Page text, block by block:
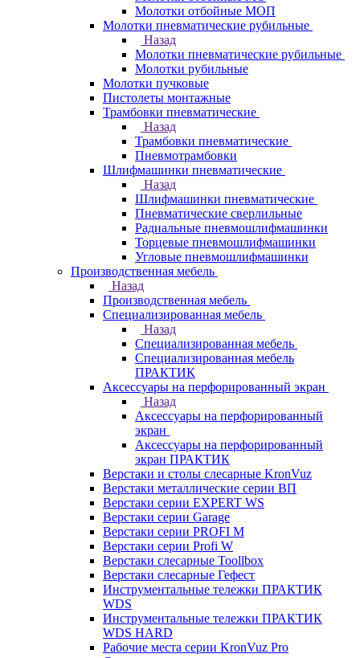
Молотки отбойные МОП
Молотки пневматические рубильные
Назад
Молотки пневматические рубильные
Молотки рубильные
Молотки пучковые
Пистолеты монтажные
Трамбовки пневматические
Назад
Трамбовки пневматические
Пневмотрамбовки
Шлифмашинки пневматические
Назад
Шлифмашинки пневматические
Пневматические сверлильные
Радиальные пневмошлифмашинки
Торцевые пневмошлифмашинки
Угловые пневмошлифмашинки
Производственная мебель
Назад
Производственная мебель
Cпециализированная мебель
Назад
Cпециализированная мебель
Специализированная мебель
ПРАКТИК
Аксессуары на перфорированный экран
Назад
Аксессуары на перфорированный
экран
Аксессуары на перфорированный
экран ПРАКТИК
Верстаки и столы слесарные KronVuz
Верстаки металлические серии ВП
Верстаки серии EXPERT WS
Верстаки серии Garage
Верстаки серии PROFI M
Верстаки серии Profi W
Верстаки слесарные Toollbox
Верстаки слесарные Гефест
Инструментальные тележки ПРАКТИК
WDS
Инструментальные тележки ПРАКТИК
WDS HARD
Рабочие места серии KronVuz Pro